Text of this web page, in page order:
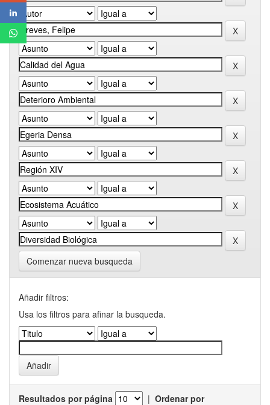
Comenzar nueva busqueda
Añadir filtros:
Usa los filtros para afinar la busqueda.
Resultados por página | Ordenar por